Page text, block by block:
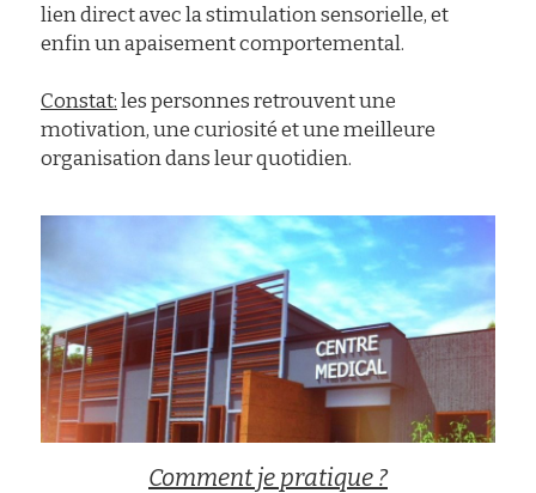
lien direct avec la stimulation sensorielle, et
enfin un apaisement comportemental.
Constat: les personnes retrouvent une
motivation, une curiosité et une meilleure
organisation dans leur quotidien.
Comment je pratique ?